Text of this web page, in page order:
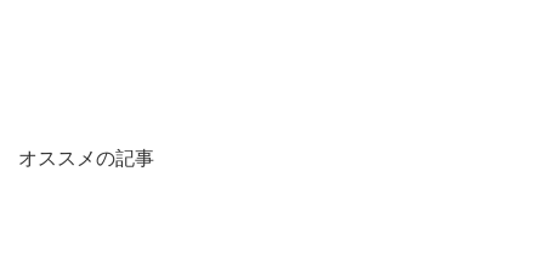
オススメの記事